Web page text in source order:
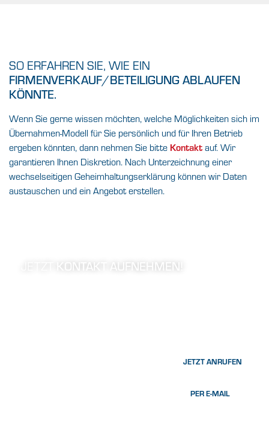
SO ERFAHREN SIE, WIE EIN
FIRMENVERKAUF/BETEILIGUNG ABLAUFEN
KÖNNTE.
Wenn Sie gerne wissen möchten, welche Möglichkeiten sich im
Übernahmen-Modell für Sie persönlich und für Ihren Betrieb
ergeben könnten, dann nehmen Sie bitte Kontakt auf. Wir
garantieren Ihnen Diskretion. Nach Unterzeichnung einer
wechselseitigen Geheimhaltungserklärung können wir Daten
austauschen und ein Angebot erstellen.
KONTAKT AUFNEHMEN!
JETZT ANRUFEN
PER E-MAIL